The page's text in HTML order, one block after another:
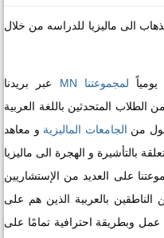
الی مالیزیا للدراسه من خلال
لمجموعتنا MN
عبر بريدنا
الطلاب المتحدثين باللغة العربية
من الجامعات الماليزية و معاهد
بالتأشيرة و الهجرة الى ماليزيا
على العديد من الإستشاريين
بالعربية الذين هم على
وبطريقة احترافية تمامًا على